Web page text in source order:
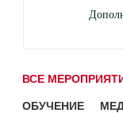
ВСЕ
ОБУЧЕНИЕ